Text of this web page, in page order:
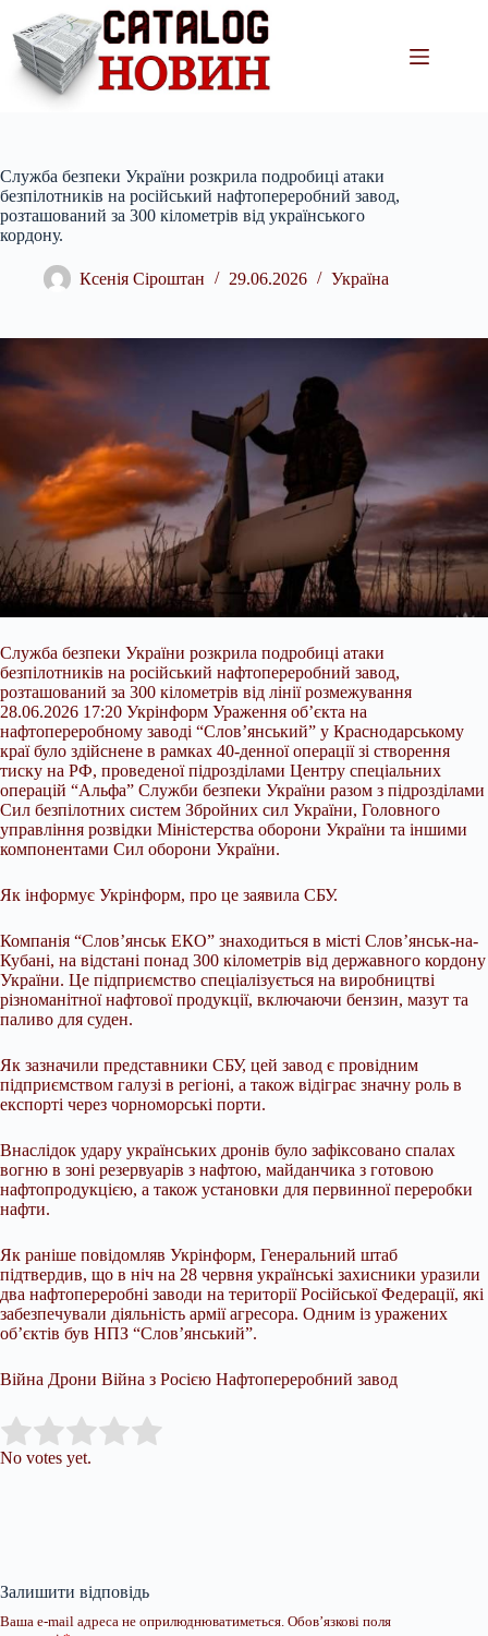
вмісту
Служба безпеки України розкрила подробиці атаки
безпілотників на російський нафтопереробний завод,
розташований за 300 кілометрів від українського
кордону.
Ксенія Сіроштан 29.06.2026 Україна
Служба безпеки України розкрила подробиці атаки
безпілотників на російський нафтопереробний завод,
розташований за 300 кілометрів від лінії розмежування
28.06.2026 17:20 Укрінформ Ураження об’єкта на
нафтопереробному заводі “Слов’янський” у Краснодарському
краї було здійснене в рамках 40-денної операції зі створення
тиску на РФ, проведеної підрозділами Центру спеціальних
операцій “Альфа” Служби безпеки України разом з підрозділами
Сил безпілотних систем Збройних сил України, Головного
управління розвідки Міністерства оборони України та іншими
компонентами Сил оборони України.
Як інформує Укрінформ, про це заявила СБУ.
Компанія “Слов’янськ ЕКО” знаходиться в місті Слов’янськ-на-
Кубані, на відстані понад 300 кілометрів від державного кордону
України. Це підприємство спеціалізується на виробництві
різноманітної нафтової продукції, включаючи бензин, мазут та
паливо для суден.
Як зазначили представники СБУ, цей завод є провідним
підприємством галузі в регіоні, а також відіграє значну роль в
експорті через чорноморські порти.
Внаслідок удару українських дронів було зафіксовано спалах
вогню в зоні резервуарів з нафтою, майданчика з готовою
нафтопродукцією, а також установки для первинної переробки
нафти.
Як раніше повідомляв Укрінформ, Генеральний штаб
підтвердив, що в ніч на 28 червня українські захисники уразили
два нафтопереробні заводи на території Російської Федерації, які
забезпечували діяльність армії агресора. Одним із уражених
об’єктів був НПЗ “Слов’янський”.
Війна Дрони Війна з Росією Нафтопереробний завод
Rate this item:
No votes yet.
Залишити відповідь
Ваша e-mail адреса не оприлюднюватиметься. Обов’язкові поля